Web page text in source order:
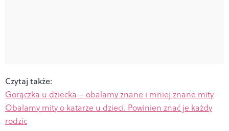
Czytaj także:
Gorączka u dziecka – obalamy znane i mniej znane mity
Obalamy mity o katarze u dzieci. Powinien znać je każdy
rodzic